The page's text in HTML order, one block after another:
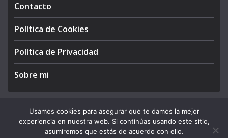
Contacto
Política de Cookies
Política de Privacidad
Sobre mi
Copyright © 2026APEGA Perú. All rights reserved.
Usamos cookies para asegurar que te damos la mejor
experiencia en nuestra web. Si continúas usando este sitio,
asumiremos que estás de acuerdo con ello.